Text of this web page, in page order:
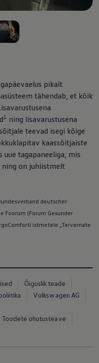
uusimad
tagasikutsumine
pikalt
tähendab, et kõik
1 ning lisavarustusena
teevad isegi kõige
kaassõitjaiste
uue tagapaneeliga, mis
on juhiistmelt
deutscher
Foorum (Forum Gesunder
istmetele „Tervemate
Õiguslik teade
Volkswagen AG
Toodete ohutusteave